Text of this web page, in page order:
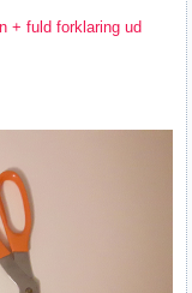
+ fuld forklaring ud